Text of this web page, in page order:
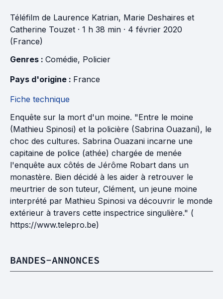
Téléfilm de Laurence Katrian, Marie Deshaires et
Catherine Touzet · 1 h 38 min · 4 février 2020
(France)
Genres : Comédie, Policier
Pays d'origine : France
Fiche technique
Enquête sur la mort d'un moine. "Entre le moine
(Mathieu Spinosi) et la policière (Sabrina Ouazani), le
choc des cultures. Sabrina Ouazani incarne une
capitaine de police (athée) chargée de menée
l'enquête aux côtés de Jérôme Robart dans un
monastère. Bien décidé à les aider à retrouver le
meurtrier de son tuteur, Clément, un jeune moine
interprété par Mathieu Spinosi va découvrir le monde
extérieur à travers cette inspectrice singulière." (
https://www.telepro.be)
BANDES-ANNONCES